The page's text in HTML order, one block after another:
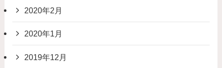
2020年2月
2020年1月
2019年12月